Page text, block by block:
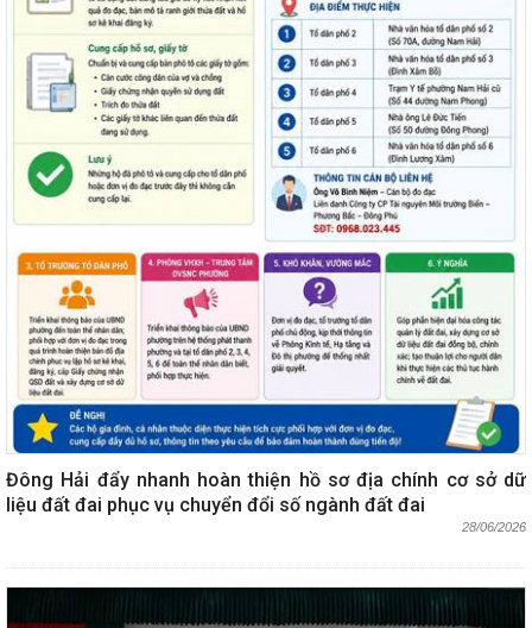
Đông Hải đẩy nhanh hoàn thiện hồ sơ địa chính cơ sở dữ
liệu đất đai phục vụ chuyển đổi số ngành đất đai
28/06/2026